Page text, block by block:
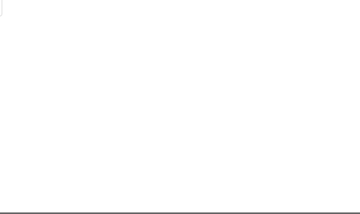
sus palabras de agradecimiento por los
del estado Miranda, Elio Serrano, destacó los
el estado Miranda de proporcionarle a